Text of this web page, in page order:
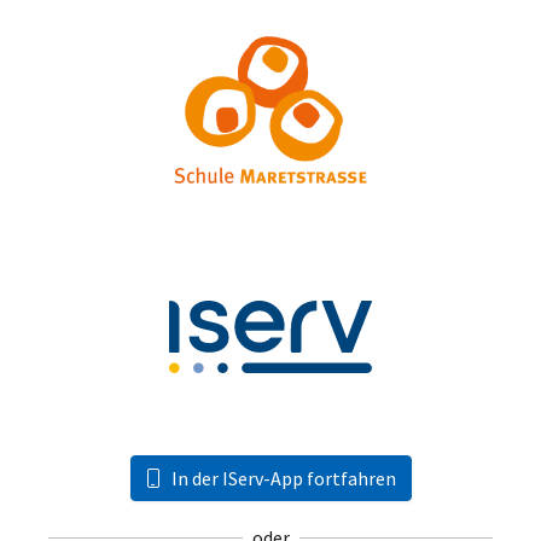
In der IServ-App fortfahren